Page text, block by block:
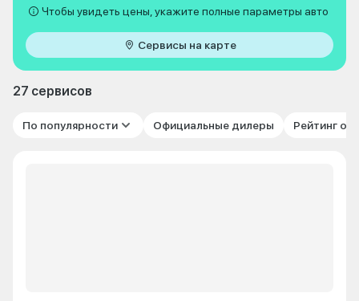
Чтобы увидеть цены, укажите полные параметры авто
Сервисы на карте
27 сервисов
По популярности Официальные дилеры Рейтинг